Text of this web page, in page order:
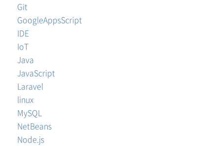
Git
GoogleAppsScript
IDE
IoT
Java
JavaScript
Laravel
linux
MySQL
NetBeans
Node.js